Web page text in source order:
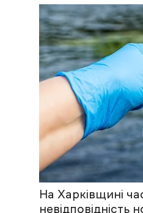
На Харківщині
невідповідність